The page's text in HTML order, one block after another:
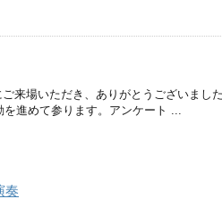
来場いただき、ありがとうございまし
進めて参ります。アンケート ...
奏